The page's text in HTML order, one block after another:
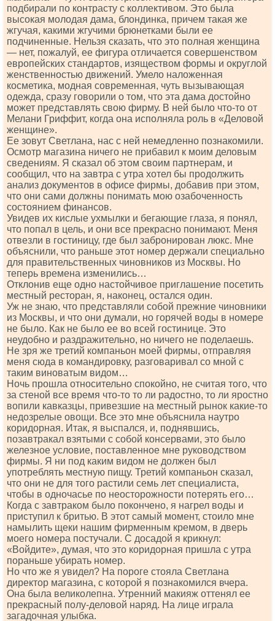
подбирали по контрасту с коллективом. Это была
высокая молодая дама, блондинка, причем такая же
жгучая, какими жгучими брюнетками были ее
подчиненные. Нельзя сказать, что это полная женщина
— нет, пожалуй, ее фигура отличается совершенством
европейских стандартов, изяществом формы и округлой
женственностью движений. Умело наложенная
косметика, модная современная, чуть вызывающая
одежда, сразу говорили о том, что эта дама достойно
может представлять свою фирму. В ней было что-то от
Мелани Гриффит, когда она исполняла роль в «Деловой
женщине».
Ее зовут Светлана, нас с ней немедленно познакомили.
Осмотр магазина ничего не прибавил к моим деловым
сведениям. Я сказал об этом своим партнерам, и
сообщил, что на завтра с утра хотел бы продолжить
анализ документов в офисе фирмы, добавив при этом,
что они сами должны понимать мою озабоченность
состоянием финансов.
Увидев их кислые ухмылки и бегающие глаза, я понял,
что попал в цель, и они все прекрасно понимают. Меня
отвезли в гостиницу, где был забронирован люкс. Мне
объяснили, что раньше этот номер держали специально
для правительственных чиновников из Москвы. Но
теперь времена изменились…
Отклонив еще одно настойчивое приглашение посетить
местный ресторан, я, наконец, остался один.
Уж не знаю, что представляли собой прежние чиновники
из Москвы, и что они думали, но горячей воды в номере
не было. Как не было ее во всей гостинице. Это
неудобно и раздражительно, но ничего не поделаешь.
Не зря же третий компаньон моей фирмы, отправляя
меня сюда в командировку, разговаривал со мной с
таким виноватым видом…
Ночь прошла относительно спокойно, не считая того, что
за стеной все время что-то то ли радостно, то ли яростно
вопили кавказцы, привезшие на местный рынок какие-то
недозрелые овощи. Все это мне объяснила наутро
коридорная. Итак, я выспался, и, поднявшись,
позавтракал взятыми с собой консервами, это было
железное условие, поставленное мне руководством
фирмы. Я ни под каким видом не должен был
употреблять местную пищу. Третий компаньон сказал,
что они не для того растили семь лет специалиста,
чтобы в одночасье по неосторожности потерять его…
Когда с завтраком было покончено, я нагрел воды и
приступил к бритью. В этот самый момент, стоило мне
намылить щеки нашим фирменным кремом, в дверь
моего номера постучали. С досадой я крикнул:
«Войдите», думая, что это коридорная пришла с утра
пораньше убирать номер.
Но что же я увидел? На пороге стояла Светлана
директор магазина, с которой я познакомился вчера.
Она была великолепна. Утренний макияж оттенял ее
прекрасный полу-деловой наряд. На лице играла
загадочная улыбка.